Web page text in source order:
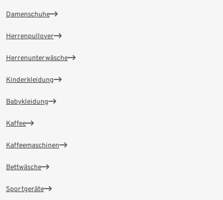
Damenschuhe
Herrenpullover
Herrenunterwäsche
Kinderkleidung
Babykleidung
Kaffee
Kaffeemaschinen
Bettwäsche
Sportgeräte